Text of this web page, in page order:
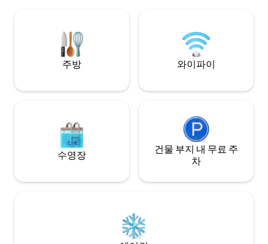
주방 와이파이
수영장
건물 부지 내 무료 주
차